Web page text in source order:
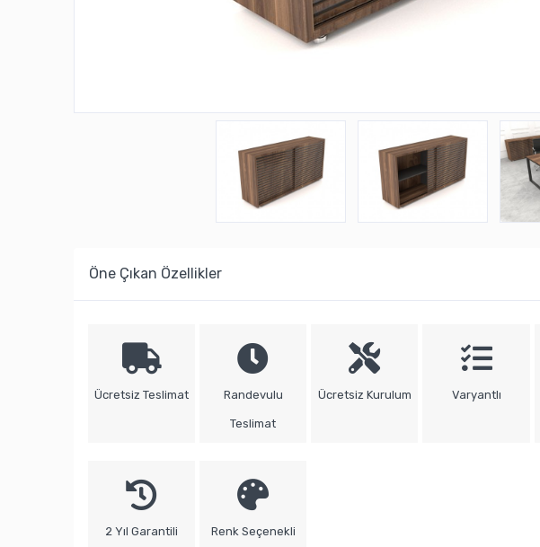
Öne Çıkan Özellikler
Ücretsiz Teslimat Randevulu
Teslimat
Ücretsiz Kurulum Varyantlı
2 Yıl Garantili Renk Seçenekli